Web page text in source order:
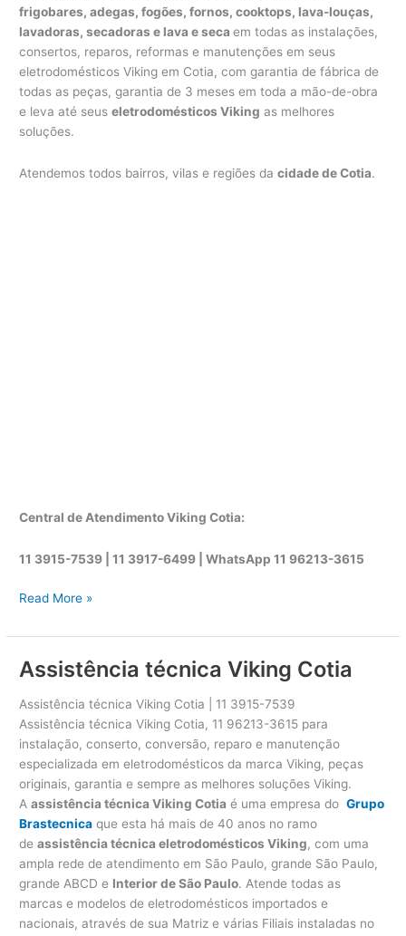
frigobares, adegas, fogões, fornos, cooktops, lava-louças,
lavadoras, secadoras e lava e secaem todas as instalações,
consertos, reparos, reformas e manutenções em seus
eletrodomésticos Viking em Cotia, com garantia de fábrica de
todas as peças, garantia de 3 meses em toda a mão-de-obra
e leva até seuseletrodomésticos Viking as melhores
soluções.
Atendemos todos bairros, vilas e regiões dacidade de Cotia.
Central de Atendimento Viking Cotia:
11 3915-7539 | 11 3917-6499 |WhatsApp11 96213-3615
A
s
s
t
ê
n
a
t
é
Read More »
Assistência técnica Viking Cotia
Assistência técnica Viking Cotia | 11 3915-7539
Assistência técnica Viking Cotia, 11 96213-3615 para
instalação, conserto, conversão, reparo e manutenção
especializada em eletrodomésticos da marca Viking, peças
originais, garantia e sempre as melhores soluções Viking.
Aassistência técnica Viking Cotia é uma empresa doGrupo
Brastecnica que esta há mais de 40 anos no ramo
deassistência técnica eletrodomésticos Viking, com uma
ampla rede de atendimento em São Paulo, grande São Paulo,
grande ABCD e Interior de São Paulo. Atende todas as
marcas e modelos de eletrodomésticos importados e
nacionais, através de sua Matriz e várias Filiais instaladas no